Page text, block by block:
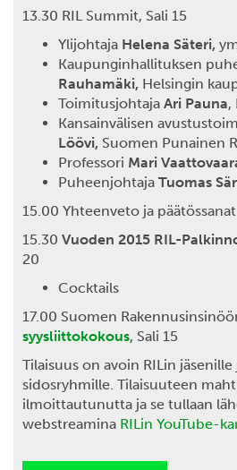
13.30 RIL Summit, Sali 15
Ylijohtaja Helena Säteri,
Kaupunginhallituksen
Rauhamäki, Helsingin
Toimitusjohtaja Ari Pauna,
Kansainvälisen
Löövi, Suomen Punainen
Professori Mari
Puheenjohtaja Tuomas
15.00 Yhteenveto ja päätössanat
15.30 Vuoden 2015 RIL-
20
Cocktails
17.00 Suomen
syysliittokokous, Sali 15
Tilaisuus on avoin RILin
sidosryhmille. Tilaisuuteen
ilmoittautunutta ja se tullaan
webstreamina RILin YouTube-